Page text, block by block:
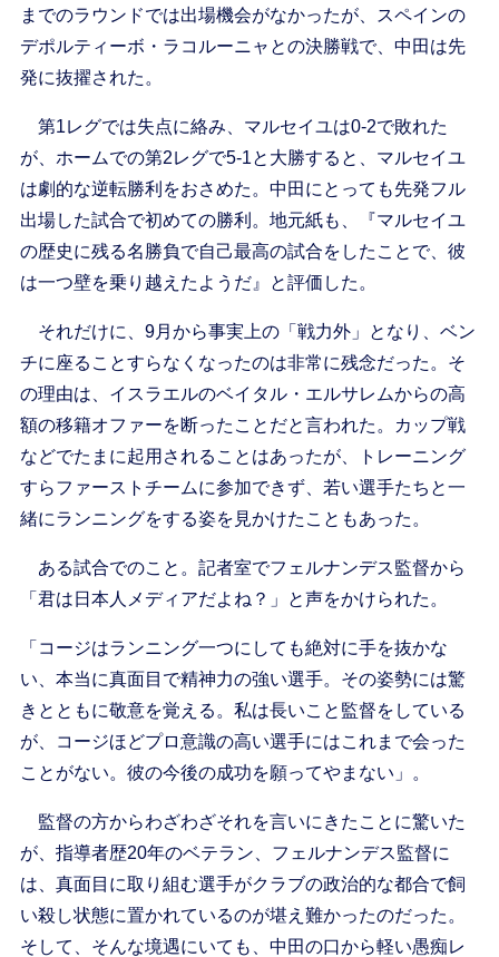
までのラウンドでは出場機会がなかったが、スペインの
デポルティーボ・ラコルーニャとの決勝戦で、中田は先
発に抜擢された。
第1レグでは失点に絡み、マルセイユは0-2で敗れた
が、ホームでの第2レグで5-1と大勝すると、マルセイユ
は劇的な逆転勝利をおさめた。中田にとっても先発フル
出場した試合で初めての勝利。地元紙も、『マルセイユ
の歴史に残る名勝負で自己最高の試合をしたことで、彼
は一つ壁を乗り越えたようだ』と評価した。
それだけに、9月から事実上の「戦力外」となり、ベン
チに座ることすらなくなったのは非常に残念だった。そ
の理由は、イスラエルのベイタル・エルサレムからの高
額の移籍オファーを断ったことだと言われた。カップ戦
などでたまに起用されることはあったが、トレーニング
すらファーストチームに参加できず、若い選手たちと一
緒にランニングをする姿を見かけたこともあった。
ある試合でのこと。記者室でフェルナンデス監督から
「君は日本人メディアだよね？」と声をかけられた。
「コージはランニング一つにしても絶対に手を抜かな
い、本当に真面目で精神力の強い選手。その姿勢には驚
きとともに敬意を覚える。私は長いこと監督をしている
が、コージほどプロ意識の高い選手にはこれまで会った
ことがない。彼の今後の成功を願ってやまない」。
監督の方からわざわざそれを言いにきたことに驚いた
が、指導者歴20年のベテラン、フェルナンデス監督に
は、真面目に取り組む選手がクラブの政治的な都合で飼
い殺し状態に置かれているのが堪え難かったのだった。
そして、そんな境遇にいても、中田の口から軽い愚痴レ